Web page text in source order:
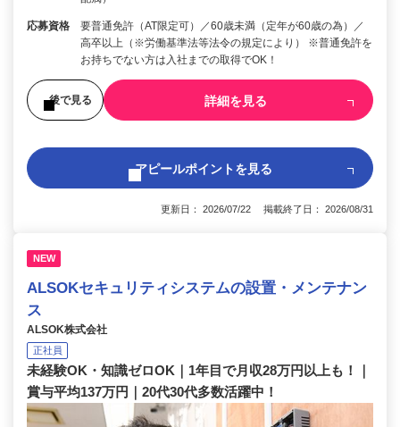
応募資格
要普通免許（AT限定可）／60歳未満（定年が60歳の為）／
高卒以上（※労働基準法等法令の規定により） ※普通免許を
お持ちでない方は入社までの取得でOK！
後で見る 詳細を見る
アピールポイントを見る
更新日： 2026/07/22 掲載終了日： 2026/08/31
NEW
ALSOKセキュリティシステムの設置・メンテナン
ス
ALSOK株式会社
正社員
未経験OK・知識ゼロOK｜1年目で月収28万円以上も！｜
賞与平均137万円｜20代30代多数活躍中！